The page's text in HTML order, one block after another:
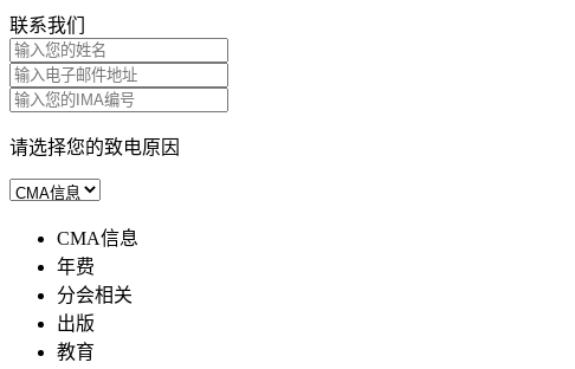
联系我们
请选择您的致电原因
CMA信息
年费
分会相关
出版
教育